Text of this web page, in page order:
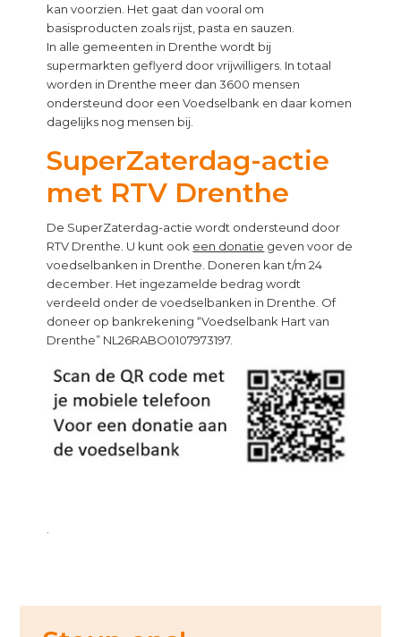
kan voorzien. Het gaat dan vooral om
basisproducten zoals rijst, pasta en sauzen.
In alle gemeenten in Drenthe wordt bij
supermarkten geflyerd door vrijwilligers. In totaal
worden in Drenthe meer dan 3600 mensen
ondersteund door een Voedselbank en daar komen
dagelijks nog mensen bij.
SuperZaterdag-actie
met RTV Drenthe
De SuperZaterdag-actie wordt ondersteund door
RTV Drenthe. U kunt ook een donatie geven voor de
voedselbanken in Drenthe. Doneren kan t/m 24
december. Het ingezamelde bedrag wordt
verdeeld onder de voedselbanken in Drenthe. Of
doneer op bankrekening “Voedselbank Hart van
Drenthe” NL26RABO0107973197.
Primary